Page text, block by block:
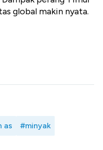
global makin nyata.
as #minyak